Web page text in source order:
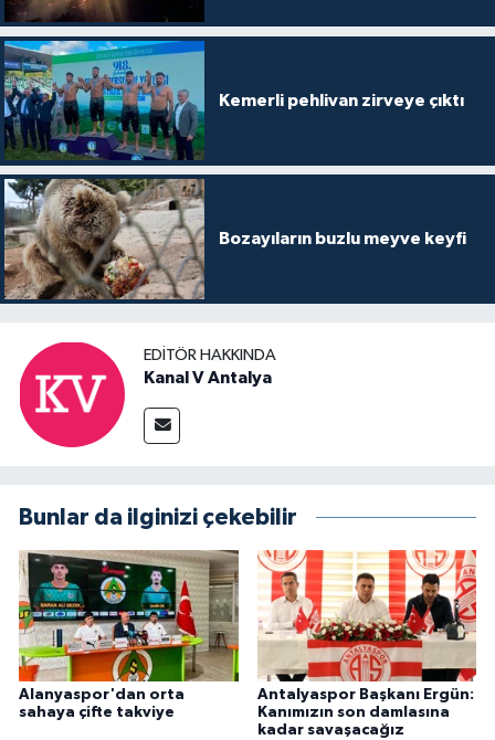
Kemerli pehlivan zirveye çıktı
Bozayıların buzlu meyve keyfi
EDITÖR HAKKINDA
Kanal V Antalya
Bunlar da ilginizi çekebilir
Alanyaspor'dan orta
sahaya çifte takviye
Antalyaspor Başkanı Ergün:
Kanımızın son damlasına
kadar savaşacağız